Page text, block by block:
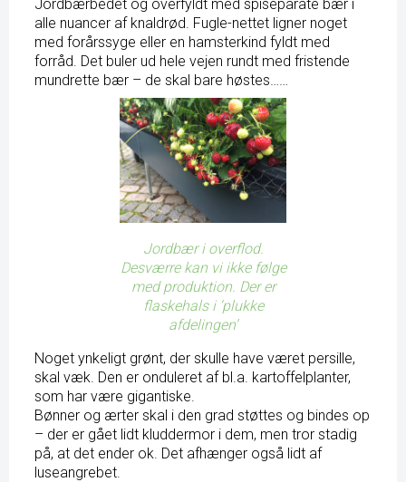
Jordbærbedet og overfyldt med spiseparate bær i
alle nuancer af knaldrød. Fugle-nettet ligner noget
med forårssyge eller en hamsterkind fyldt med
forråd. Det buler ud hele vejen rundt med fristende
mundrette bær – de skal bare høstes……
Jordbær i overflod.
Desværre kan vi ikke følge
med produktion. Der er
flaskehals i ‘plukke
afdelingen’
Noget ynkeligt grønt, der skulle have været persille,
skal væk. Den er onduleret af bl.a. kartoffelplanter,
som har være gigantiske.
Bønner og ærter skal i den grad støttes og bindes op
– der er gået lidt kluddermor i dem, men tror stadig
på, at det ender ok. Det afhænger også lidt af
luseangrebet.